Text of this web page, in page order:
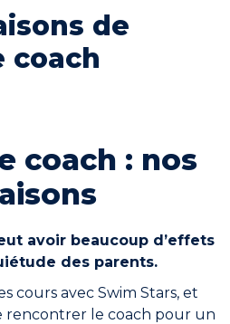
compte
Blog
le réseau
de
coach
coach : nos
avoir beaucoup d’effets
des parents.
cours avec Swim Stars, et
rencontrer le coach pour un